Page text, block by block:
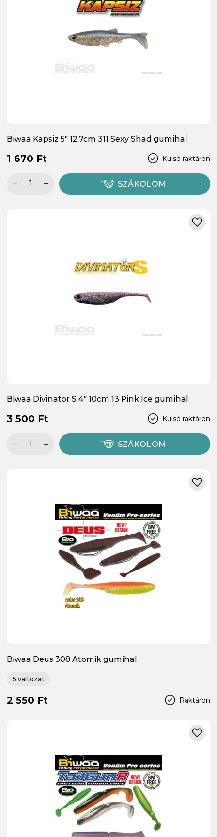
Biwaa Kapsiz 5" 12.7cm 311 Sexy Shad gumihal
Külső raktáron
1 670 Ft
SZÁKOLOM
Biwaa Divinator S 4" 10cm 13 Pink Ice gumihal
Külső raktáron
3 500 Ft
SZÁKOLOM
Biwaa Deus 308 Atomik gumihal
5 változat
Raktáron
2 550 Ft